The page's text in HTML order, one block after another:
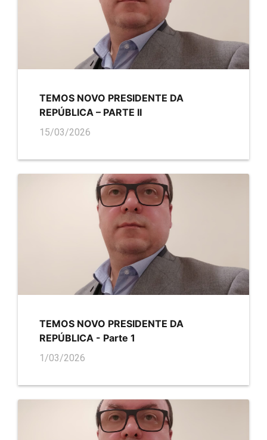
TEMOS NOVO PRESIDENTE DA
REPÚBLICA – PARTE II
15/03/2026
TEMOS NOVO PRESIDENTE DA
REPÚBLICA - Parte 1
1/03/2026